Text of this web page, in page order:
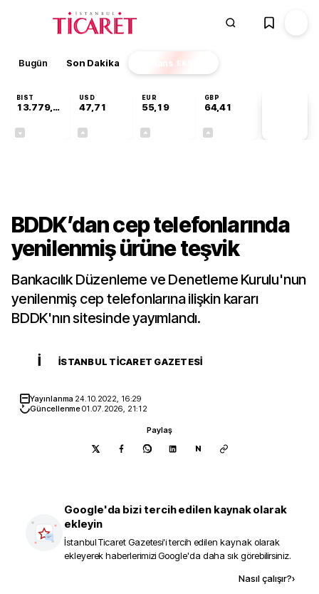
Bugün Son Dakika Finans EKSTRA
BIST
13.779,39
USD
47,71
EUR
55,19
GBP
64,41
BDDK’dan cep telefonlarında
yenilenmiş ürüne teşvik
Bankacılık Düzenleme ve Denetleme Kurulu'nun
yenilenmiş cep telefonlarına ilişkin kararı
BDDK'nın sitesinde yayımlandı.
İ İSTANBUL TICARET GAZETESI
Yayınlanma 24.10.2022, 16:29
Güncellenme01.07.2026, 21:12
Paylaş
N
Google'da bizi tercih edilen kaynak olarak
ekleyin
İstanbul Ticaret Gazetesi'i tercih edilen kaynak olarak
ekleyerek haberlerimizi Google'da daha sık görebilirsiniz.
Nasıl çalışır?›